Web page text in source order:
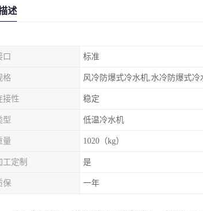
述
口 标准
格 风冷防爆式冷水机,水冷防爆式冷
接性 稳定
型 低温冷水机
量 1020（kg）
工定制 是
保 一年